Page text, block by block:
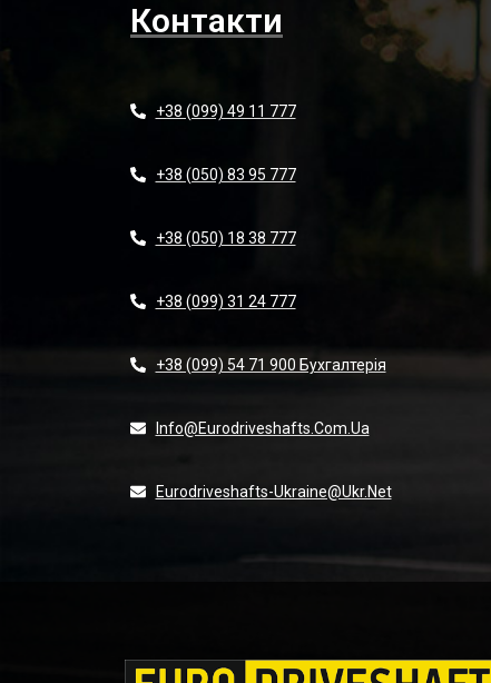
Контакти
+38 (099) 49 11 777
+38 (050) 83 95 777
+38 (050) 18 38 777
+38 (099) 31 24 777
+38 (099) 54 71 900 Бухгалтерія
Info@eurodriveshafts.com.ua
Eurodriveshafts-Ukraine@ukr.net